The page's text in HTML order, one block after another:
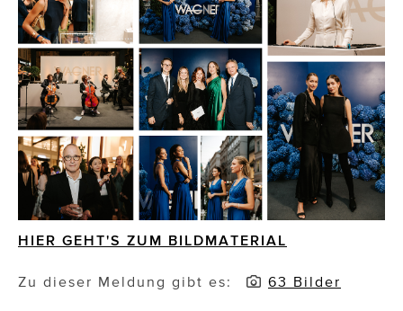
Dominique Scharax – Move Mind Breath
Dr. Albert Fuchs
Élan Flow
Foodsavers
FREIHERZ
FRISTADS
HIER GEHT'S ZUM BILDMATERIAL
Zu dieser Meldung gibt es: 63 Bilder